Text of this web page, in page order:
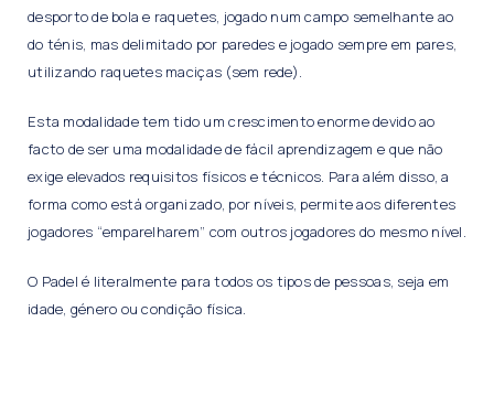
desporto de bola e raquetes, jogado num campo semelhante ao
do ténis, mas delimitado por paredes e jogado sempre em pares,
utilizando raquetes maciças (sem rede).
Esta modalidade tem tido um crescimento enorme devido ao
facto de ser uma modalidade de fácil aprendizagem e que não
exige elevados requisitos físicos e técnicos. Para além disso, a
forma como está organizado, por níveis, permite aos diferentes
jogadores “emparelharem” com outros jogadores do mesmo nível.
O Padel é literalmente para todos os tipos de pessoas, seja em
idade, género ou condição física.